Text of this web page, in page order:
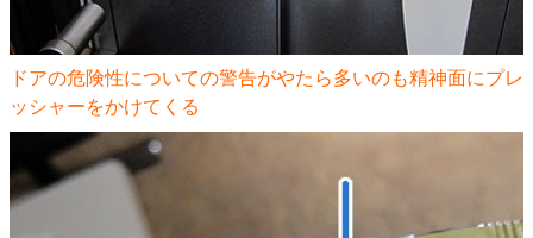
ドアの危険性についての警告がやたら多いのも精神面にプレ
ッシャーをかけてくる